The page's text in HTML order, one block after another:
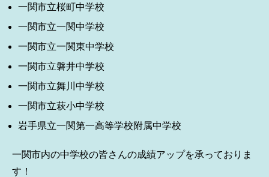
一関市立桜町中学校
一関市立一関中学校
一関市立一関東中学校
一関市立磐井中学校
一関市立舞川中学校
一関市立萩小中学校
岩手県立一関第一高等学校附属中学校
一関市内の中学校の皆さんの成績アップを承っておりま
す！